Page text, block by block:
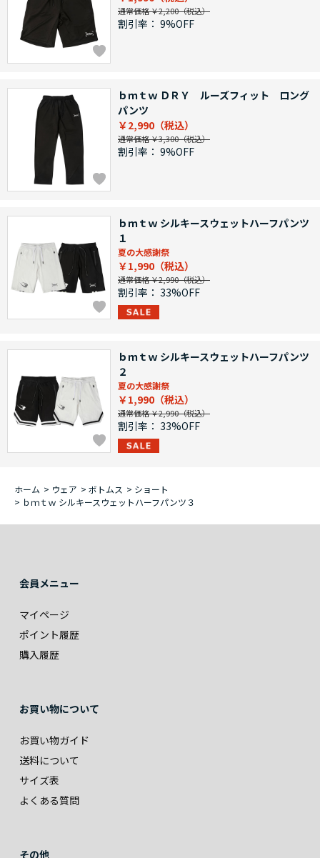
通常価格 ￥2,200
割引率： 9%OFF
ｂｍｔｗ ＤＲＹ ルーズフィット ロング
パンツ
￥2,990
通常価格 ￥3,300
割引率： 9%OFF
ｂｍｔｗ シルキースウェットハーフパンツ
１
夏の大感謝祭
￥1,990
通常価格 ￥2,990
割引率： 33%OFF
ｂｍｔｗ シルキースウェットハーフパンツ
２
夏の大感謝祭
￥1,990
通常価格 ￥2,990
割引率： 33%OFF
ホーム > ウェア > ボトムス > ショート
> ｂｍｔｗ シルキースウェットハーフパンツ３
会員メニュー
マイページ
ポイント履歴
購入履歴
お買い物について
お買い物ガイド
送料について
サイズ表
よくある質問
その他